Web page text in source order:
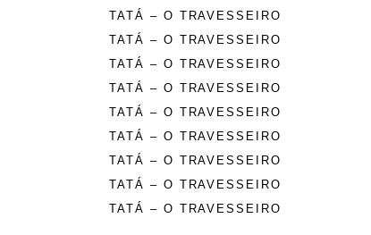
TATÁ – O TRAVESSEIRO
TATÁ – O TRAVESSEIRO
TATÁ – O TRAVESSEIRO
TATÁ – O TRAVESSEIRO
TATÁ – O TRAVESSEIRO
TATÁ – O TRAVESSEIRO
TATÁ – O TRAVESSEIRO
TATÁ – O TRAVESSEIRO
TATÁ – O TRAVESSEIRO